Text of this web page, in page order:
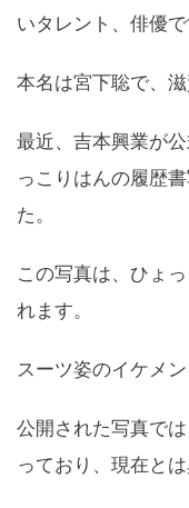
いタレント、俳優で
本名は宮下聡で、滋
最近、吉本興業が
っこりはんの履歴
た。
この写真は、ひょ
れます。
スーツ姿のイケメン
公開された写真で
っており、現在と